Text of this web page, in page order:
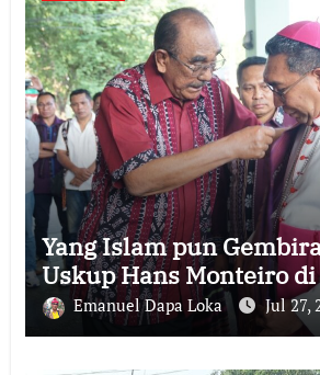
Yang Islam pun
Uskup Hans Monteiro
Emanuel Dapa Loka Jul 27,